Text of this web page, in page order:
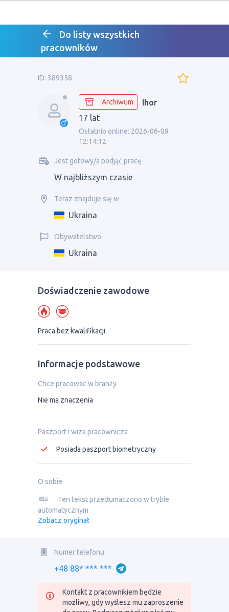
Do listy wszystkich
pracowników
ID: 389358
Archiwum
Ihor
17 lat
Ostatnio online: 2026-06-09
12:14:12
Jest gotowy/a podjąć pracę
W najbliższym czasie
Teraz znajduje się w
Ukraina
Obywatelstwo
Ukraina
Doświadczenie zawodowe
Praca bez kwalifikacji
Informacje podstawowe
Chce pracować w branży
Nie ma znaczenia
Paszport i wiza pracownicza
Posiada paszport biometryczny
O sobie
Ten tekst przetłumaczono w trybie
automatycznym
Zobacz oryginał
Numer telefonu:
+48 88* *** ***
Kontakt z pracownikiem będzie
możliwy, gdy wyślesz mu zaproszenie